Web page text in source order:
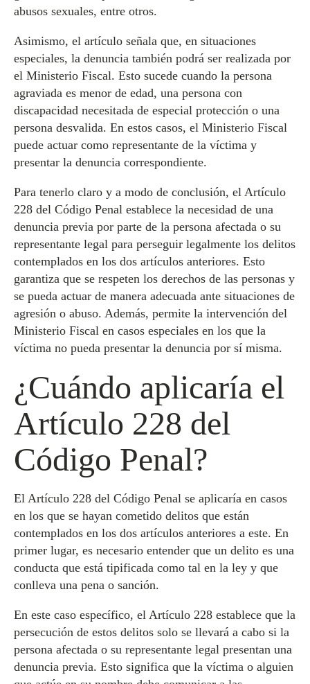
abusos sexuales, entre otros.
Asimismo, el artículo señala que, en situaciones
especiales, la denuncia también podrá ser realizada por
el Ministerio Fiscal. Esto sucede cuando la persona
agraviada es menor de edad, una persona con
discapacidad necesitada de especial protección o una
persona desvalida. En estos casos, el Ministerio Fiscal
puede actuar como representante de la víctima y
presentar la denuncia correspondiente.
Para tenerlo claro y a modo de conclusión, el Artículo
228 del Código Penal establece la necesidad de una
denuncia previa por parte de la persona afectada o su
representante legal para perseguir legalmente los delitos
contemplados en los dos artículos anteriores. Esto
garantiza que se respeten los derechos de las personas y
se pueda actuar de manera adecuada ante situaciones de
agresión o abuso. Además, permite la intervención del
Ministerio Fiscal en casos especiales en los que la
víctima no pueda presentar la denuncia por sí misma.
¿Cuándo aplicaría el
Artículo 228 del
Código Penal?
El Artículo 228 del Código Penal se aplicaría en casos
en los que se hayan cometido delitos que están
contemplados en los dos artículos anteriores a este. En
primer lugar, es necesario entender que un delito es una
conducta que está tipificada como tal en la ley y que
conlleva una pena o sanción.
En este caso específico, el Artículo 228 establece que la
persecución de estos delitos solo se llevará a cabo si la
persona afectada o su representante legal presentan una
denuncia previa. Esto significa que la víctima o alguien